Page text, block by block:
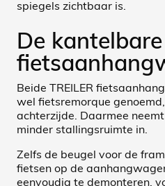
spiegels zichtbaar is.
De kantelbare
Beide TREILER
wel fietsremorque
achterzijde. Daarmee
minder stallingsruimte in.
Zelfs de beugel voor de
fietsen op de
eenvoudig te demonteren,